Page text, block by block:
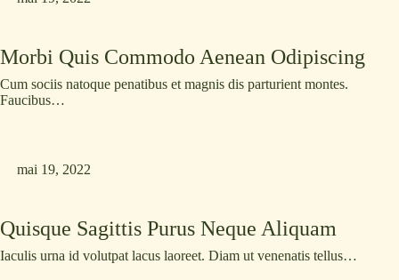
Morbi Quis Commodo Aenean Odipiscing
Cum sociis natoque penatibus et magnis dis parturient montes.
Faucibus…
mai 19, 2022
Quisque Sagittis Purus Neque Aliquam
Iaculis urna id volutpat lacus laoreet. Diam ut venenatis tellus…